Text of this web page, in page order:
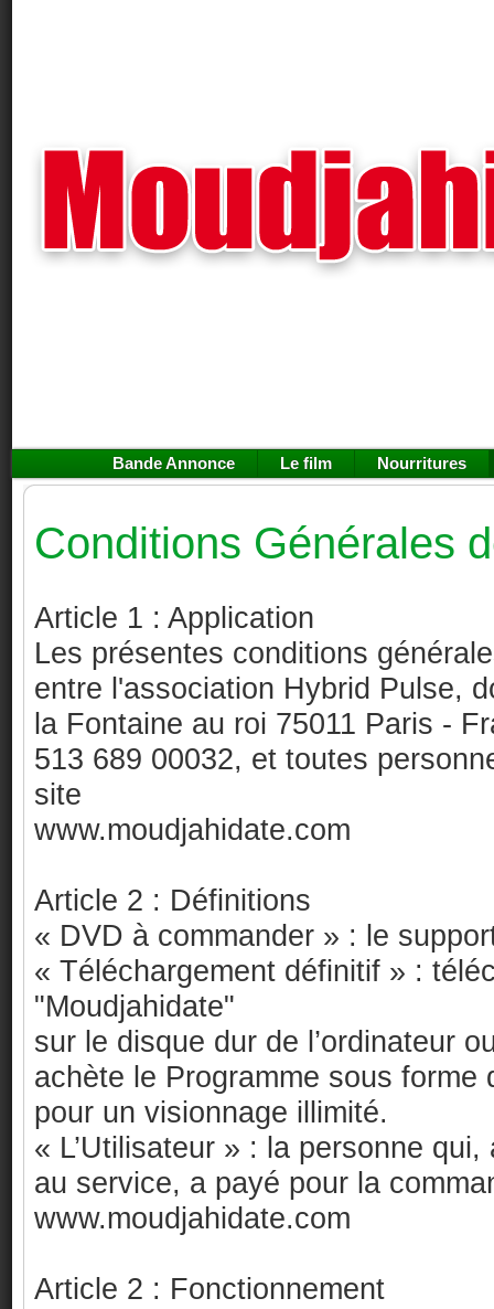
Bande Annonce Le film Nourritures
Conditions Générales
Article 1 : Application
Les présentes conditions
entre l'association Hybrid Pulse,
la Fontaine au roi 75011 Paris -
513 689 00032, et toutes
site
www.moudjahidate.com
Article 2 : Définitions
« DVD à commander » : le
« Téléchargement définitif » :
"Moudjahidate"
sur le disque dur de l’ordinateur
achète le Programme sous
pour un visionnage illimité.
« L’Utilisateur » : la personne
au service, a payé pour la
www.moudjahidate.com
Article 2 : Fonctionnement